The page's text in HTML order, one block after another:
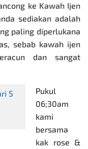
ke Kawah Ijen
sediakan adalah
paling diperlukana
sebab kawah ijen
dan sangat
Pukul
06;30am
kami
bersama
kak rose &